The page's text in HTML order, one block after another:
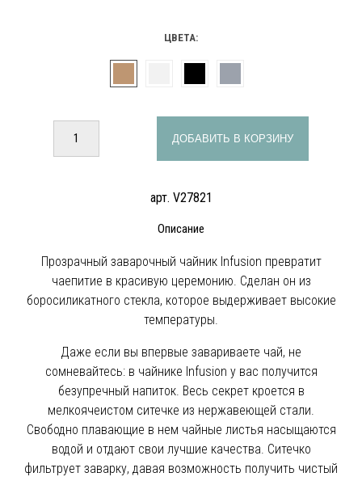
ЦВЕТА:
ДОБАВИТЬ В КОРЗИНУ
арт. V27821
Описание
Прозрачный заварочный чайник Infusion превратит
чаепитие в красивую церемонию. Сделан он из
боросиликатного стекла, которое выдерживает высокие
температуры.
Даже если вы впервые завариваете чай, не
сомневайтесь: в чайнике Infusion у вас получится
безупречный напиток. Весь секрет кроется в
мелкоячеистом ситечке из нержавеющей стали.
Свободно плавающие в нем чайные листья насыщаются
водой и отдают свои лучшие качества. Ситечко
фильтрует заварку, давая возможность получить чистый